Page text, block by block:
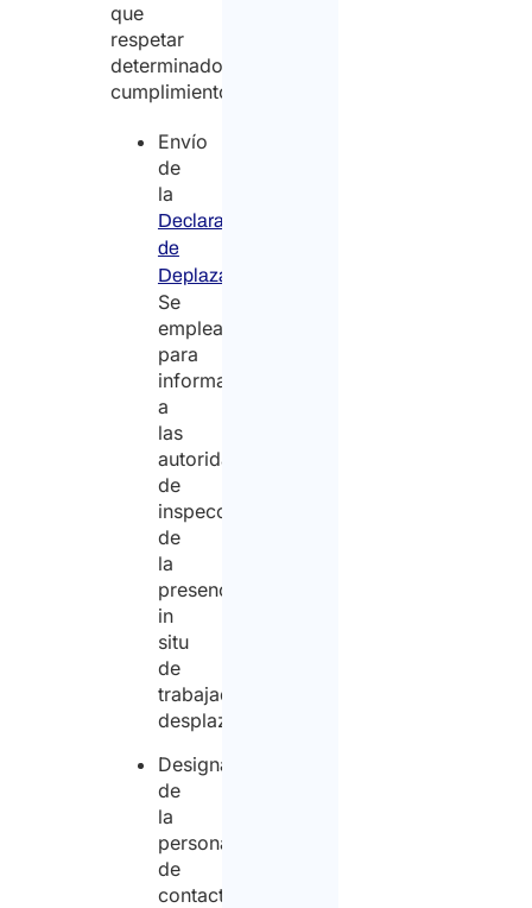
que
respetar
determinados
cumplimientos:
Envío
de
la
Declaración
de
Deplazamiento
Se
emplea
para
informar
a
las
autoridades
de
inspección
de
la
presencia
in
situ
de
trabajadores
desplazados;
Designación
de
la
persona
de
contacto.